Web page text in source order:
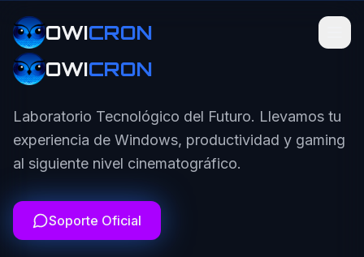
OWICRON
OWICRON
Laboratorio Tecnológico del Futuro. Llevamos tu
experiencia de Windows, productividad y gaming
al siguiente nivel cinematográfico.
Soporte Oficial